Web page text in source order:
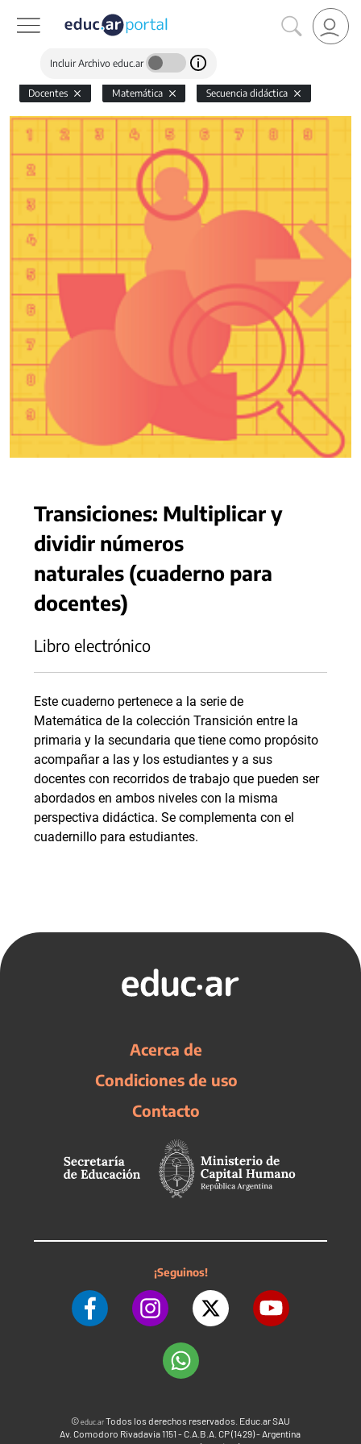
Incluir Archivo educ.ar
Docentes Matemática Secuencia didáctica
Transiciones: Multiplicar y
dividir números
naturales (cuaderno para
docentes)
Libro electrónico
Este cuaderno pertenece a la serie de
Matemática de la colección Transición entre la
primaria y la secundaria que tiene como propósito
acompañar a las y los estudiantes y a sus
docentes con recorridos de trabajo que pueden ser
abordados en ambos niveles con la misma
perspectiva didáctica. Se complementa con el
cuadernillo para estudiantes.
Acerca de
Condiciones de uso
Contacto
¡Seguinos!
©educ.arTodos los derechos reservados. Educ.ar SAU
Av. Comodoro Rivadavia 1151 - C.A.B.A. CP (1429) - Argentina